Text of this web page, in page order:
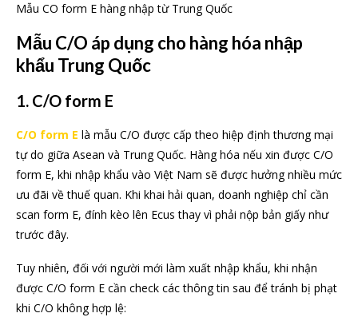
Mẫu CO form E hàng nhập từ Trung Quốc
Mẫu C/O áp dụng cho hàng hóa nhập
khẩu Trung Quốc
1. C/O form E
C/O form E là mẫu C/O được cấp theo hiệp định thương mại
tự do giữa Asean và Trung Quốc. Hàng hóa nếu xin được C/O
form E, khi nhập khẩu vào Việt Nam sẽ được hưởng nhiều mức
ưu đãi về thuế quan. Khi khai hải quan, doanh nghiệp chỉ cần
scan form E, đính kèo lên Ecus thay vì phải nộp bản giấy như
trước đây.
Tuy nhiên, đối với người mới làm xuất nhập khẩu, khi nhận
được C/O form E cần check các thông tin sau để tránh bị phạt
khi C/O không hợp lệ: